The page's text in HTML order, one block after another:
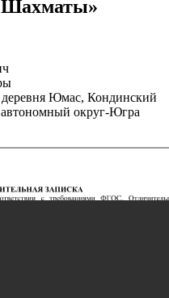
Юмас, Кондинский
округ-Югра